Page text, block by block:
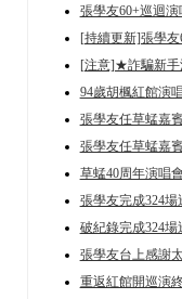
張學友60+巡迴
[持續更新]張學
[注意]★詐騙新
94歲胡楓紅館演
張學友任草蜢嘉
張學友任草蜢嘉
草蜢40周年演唱
張學友完成324
破紀錄完成324
張學友台上感謝
重返紅館開巡演